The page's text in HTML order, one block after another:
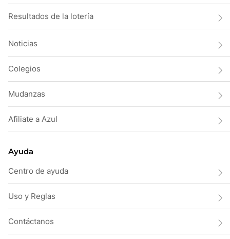
Resultados de la lotería
Noticias
Colegios
Mudanzas
Afiliate a Azul
Ayuda
Centro de ayuda
Uso y Reglas
Contáctanos